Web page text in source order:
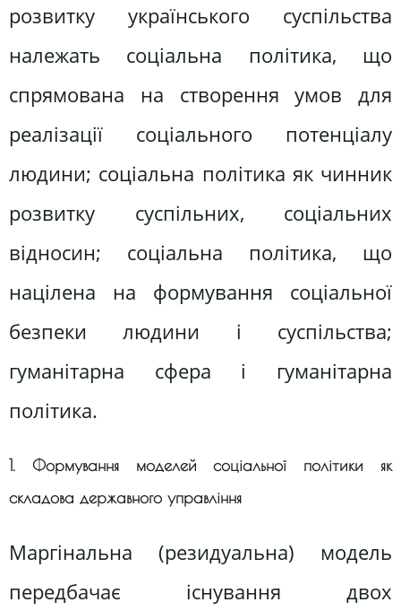
розвитку українського суспільства
належать соціальна політика, що
спрямована на створення умов для
реалізації соціального потенціалу
людини; соціальна політика як чинник
розвитку суспільних, соціальних
відносин; соціальна політика, що
націлена на формування соціальної
безпеки людини і суспільства;
гуманітарна сфера і гуманітарна
політика.
1. Формування моделей соціальної політики як
складова державного управління
Маргінальна (резидуальна) модель
передбачає існування двох